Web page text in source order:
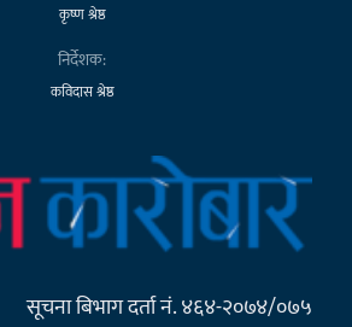
कृष्ण श्रेष्ठ
निर्देशक:
कविदास श्रेष्ठ
सूचना बिभाग दर्ता नं. ४६४-२०७४/०७५